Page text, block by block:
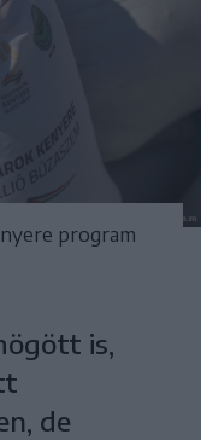
program
is,
de